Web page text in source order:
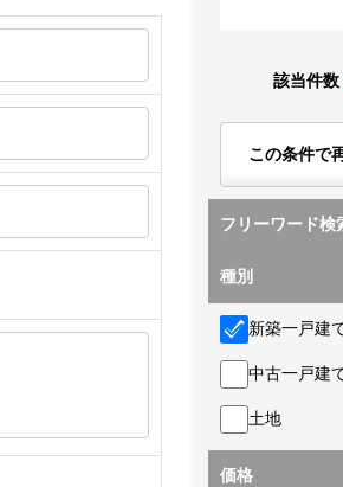
該当件数
この条件で
フリーワード検
種別
新築一戸建
中古一戸建
土地
価格